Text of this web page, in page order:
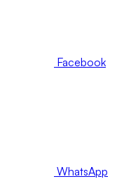
Facebook
WhatsApp